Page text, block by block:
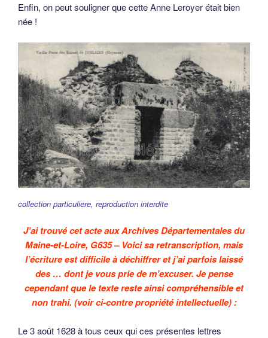
Enfin, on peut souligner que cette Anne Leroyer était bien
née !
collection particuliere, reproduction interdite
J’ai trouvé cet acte aux Archives Départementales du
Maine-et-Loire, G635 – Voici sa retranscription, mais
l’écriture est difficile à déchiffrer et j’ai parfois laissé
des … dont je vous prie de m’excuser. Je pense
cependant que le texte reste ainsi compréhensible et
non trahi. (voir ci-contre propriété intellectuelle) :
Le 3 août 1628 à tous ceux qui ces présentes lettres